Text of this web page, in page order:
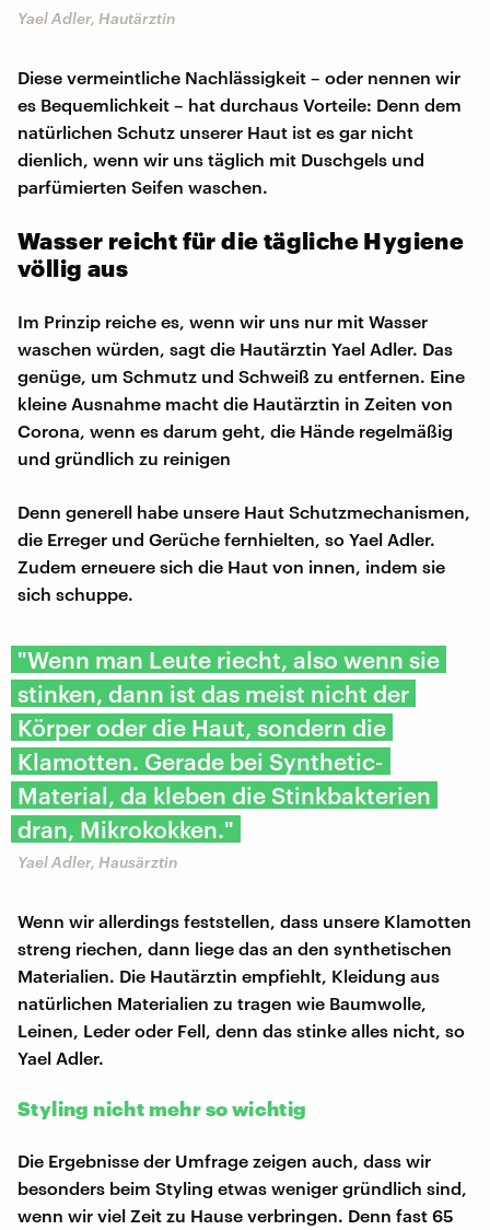
Yael Adler, Hautärztin
Diese vermeintliche Nachlässigkeit – oder nennen wir
es Bequemlichkeit – hat durchaus Vorteile: Denn dem
natürlichen Schutz unserer Haut ist es gar nicht
dienlich, wenn wir uns täglich mit Duschgels und
parfümierten Seifen waschen.
Wasser reicht für die tägliche Hygiene
völlig aus
Im Prinzip reiche es, wenn wir uns nur mit Wasser
waschen würden, sagt die Hautärztin Yael Adler. Das
genüge, um Schmutz und Schweiß zu entfernen. Eine
kleine Ausnahme macht die Hautärztin in Zeiten von
Corona, wenn es darum geht, die Hände regelmäßig
und gründlich zu reinigen
Denn generell habe unsere Haut Schutzmechanismen,
die Erreger und Gerüche fernhielten, so Yael Adler.
Zudem erneuere sich die Haut von innen, indem sie
sich schuppe.
"Wenn man Leute riecht, also wenn sie
stinken, dann ist das meist nicht der
Körper oder die Haut, sondern die
Klamotten. Gerade bei Synthetic-
Material, da kleben die Stinkbakterien
dran, Mikrokokken."
Yael Adler, Hausärztin
Wenn wir allerdings feststellen, dass unsere Klamotten
streng riechen, dann liege das an den synthetischen
Materialien. Die Hautärztin empfiehlt, Kleidung aus
natürlichen Materialien zu tragen wie Baumwolle,
Leinen, Leder oder Fell, denn das stinke alles nicht, so
Yael Adler.
Styling nicht mehr so wichtig
Die Ergebnisse der Umfrage zeigen auch, dass wir
besonders beim Styling etwas weniger gründlich sind,
wenn wir viel Zeit zu Hause verbringen. Denn fast 65